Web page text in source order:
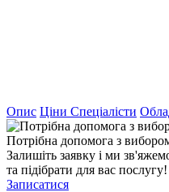
Опис Ціни Спеціалісти
Потрібна допомога з
Залишіть заявку і ми
та підібрати для вас послугу!
Записатися